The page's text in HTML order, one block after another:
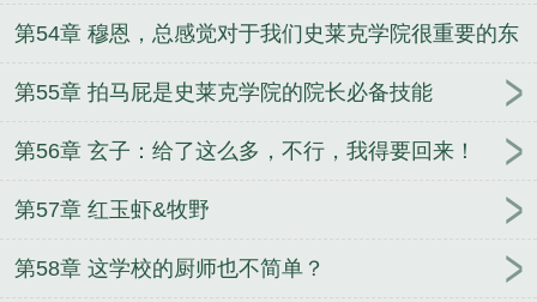
第54章 穆恩，总感觉对于我们史莱克学院很重要的东
西没有了
第55章 拍马屁是史莱克学院的院长必备技能
第56章 玄子：给了这么多，不行，我得要回来！
第57章 红玉虾&牧野
第58章 这学校的厨师也不简单？